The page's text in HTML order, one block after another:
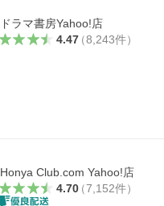
ドラマ書房Yahoo!店
4.47（8,243件）
Honya Club.com Yahoo!店
4.70（7,152件）